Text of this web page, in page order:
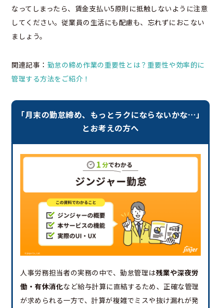
なってしまったら、賃金支払い5原則に抵触しないように注意
してください。従業員の生活にも配慮も、忘れずにおこない
ましょう。
関連記事： 勤怠の締め作業の重要性とは？重要性や効率的に
管理する方法をご紹介！
「月末の勤怠締め、もっとラクにならないかな…」
とお考えの方へ
人事労務担当者の実務の中で、勤怠管理は残業や深夜労
働・有休消化など給与計算に直結するため、正確な管理
が求められる一方で、計算が複雑でミスや抜け漏れが発